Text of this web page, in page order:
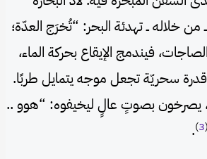
من خلاله ــ تهدئة البحر: “تُخرَج العدّة؛
فيندمج الإيقاع بحركة الماء،
سحريّة تجعل موجه يتمايل طربًا.
يصرخون بصوتٍ عالٍ ليخيفوه: “هوو ..
(
3
)
.